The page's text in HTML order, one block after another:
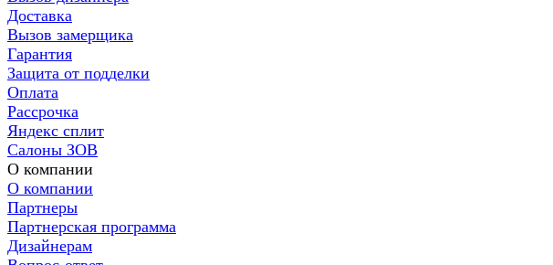
Доставка
Вызов замерщика
Гарантия
Защита от подделки
Оплата
Рассрочка
Яндекс сплит
Салоны ЗОВ
О компании
О компании
Партнеры
Партнерская программа
Дизайнерам